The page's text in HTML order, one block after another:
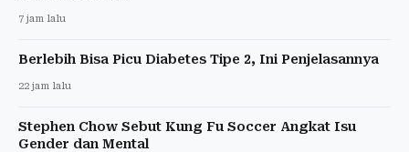
7 jam lalu
Berlebih Bisa Picu Diabetes Tipe 2, Ini Penjelasannya
22 jam lalu
Stephen Chow Sebut Kung Fu Soccer Angkat Isu
Gender dan Mental